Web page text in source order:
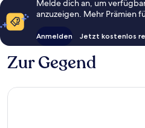
Melde dich an, um
anzuzeigen. Mehr Prämien
Anmelden Jetzt kostenlos
Zur Gegend